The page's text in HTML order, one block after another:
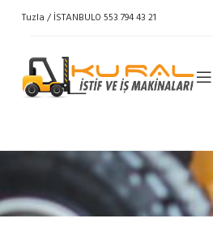
Tuzla / İSTANBUL0 553 794 43 21